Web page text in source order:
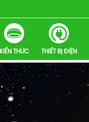
KIẾN THỨC THIẾT BỊ ĐIỆN